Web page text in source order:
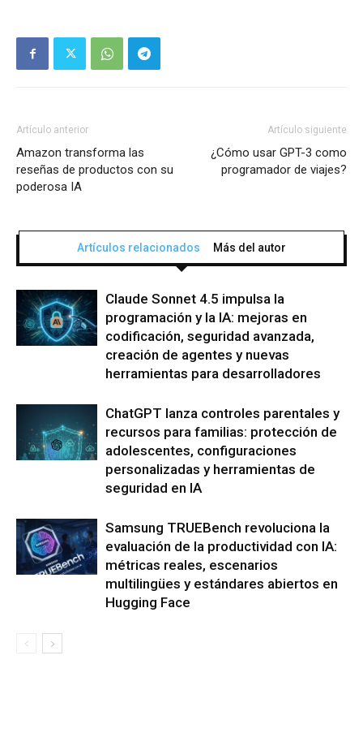
Artículo anterior
Amazon transforma las
reseñas de productos con su
poderosa IA
Artículo siguiente
¿Cómo usar GPT-3 como
programador de viajes?
Artículos relacionados Más del autor
Claude Sonnet 4.5 impulsa la
programación y la IA: mejoras en
codificación, seguridad avanzada,
creación de agentes y nuevas
herramientas para desarrolladores
ChatGPT lanza controles parentales y
recursos para familias: protección de
adolescentes, configuraciones
personalizadas y herramientas de
seguridad en IA
Samsung TRUEBench revoluciona la
evaluación de la productividad con IA:
métricas reales, escenarios
multilingües y estándares abiertos en
Hugging Face